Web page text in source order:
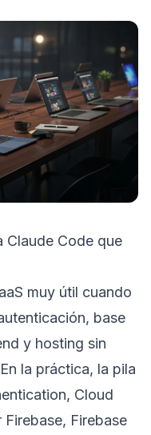
Claude Code que
muy útil cuando
base
y hosting sin
la práctica, la pila
Cloud
Firebase